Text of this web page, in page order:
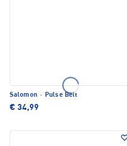
Salomon · Pulse Belt
€ 34,99